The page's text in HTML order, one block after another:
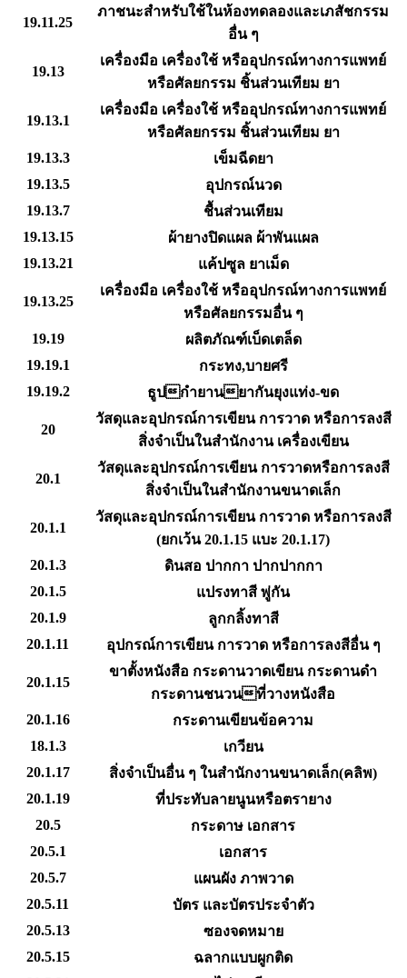
19.11.25
ภาชนะสำหรับใช้ในห้องทดลองและเภสัชกรรม
อื่น ๆ
19.13
เครื่องมือ เครื่องใช้ หรืออุปกรณ์ทางการแพทย์
หรือศัลยกรรม ชิ้นส่วนเทียม ยา
19.13.1
เครื่องมือ เครื่องใช้ หรืออุปกรณ์ทางการแพทย์
หรือศัลยกรรม ชิ้นส่วนเทียม ยา
19.13.3
เข็มฉีดยา
19.13.5
อุปกรณ์นวด
19.13.7
ชื้นส่วนเทียม
19.13.15
ผ้ายางปิดแผล ผ้าพันแผล
19.13.21
แค้ปซูล ยาเม็ด
19.13.25
เครื่องมือ เครื่องใช้ หรืออุปกรณ์ทางการแพทย์
หรือศัลยกรรมอื่น ๆ
19.19
ผลิตภัณฑ์เบ็ดเตล็ด
19.19.1
กระทง,บายศรี
19.19.2
ธูปกำยานยากันยุงแท่ง-ขด
20
วัสดุและอุปกรณ์การเขียน การวาด หรือการลงสี
สิ่งจำเป็นในสำนักงาน เครื่องเขียน
20.1
วัสดุและอุปกรณ์การเขียน การวาดหรือการลงสี
สิ่งจำเป็นในสำนักงานขนาดเล็ก
20.1.1
วัสดุและอุปกรณ์การเขียน การวาด หรือการลงสี
(ยกเว้น 20.1.15 แบะ 20.1.17)
20.1.3
ดินสอ ปากกา ปากปากกา
20.1.5
แปรงทาสี พู่กัน
20.1.9
ลูกกลิ้งทาสี
20.1.11
อุปกรณ์การเขียน การวาด หรือการลงสีอื่น ๆ
20.1.15
ขาตั้งหนังสือ กระดานวาดเขียน กระดานดำ
กระดานชนวนที่วางหนังสือ
20.1.16
กระดานเขียนข้อความ
18.1.3
เกวียน
20.1.17
สิ่งจำเป็นอื่น ๆ ในสำนักงานขนาดเล็ก(คลิพ)
20.1.19
ที่ประทับลายนูนหรือตรายาง
20.5
กระดาษ เอกสาร
20.5.1
เอกสาร
20.5.7
แผนผัง ภาพวาด
20.5.11
บัตร และบัตรประจำตัว
20.5.13
ซองจดหมาย
20.5.15
ฉลากแบบผูกติด